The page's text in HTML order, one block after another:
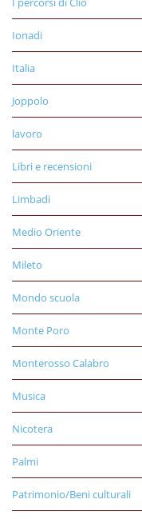
Ionadi
Italia
Joppolo
lavoro
Libri e recensioni
Limbadi
Medio Oriente
Mileto
Mondo scuola
Monte Poro
Monterosso Calabro
Musica
Nicotera
Palmi
Patrimonio/Beni culturali